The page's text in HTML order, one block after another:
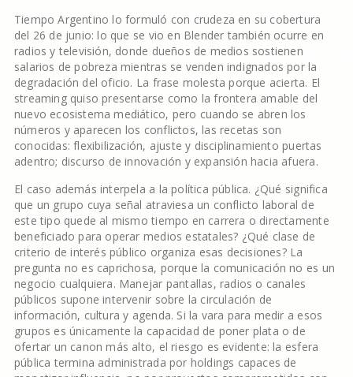
Tiempo Argentino lo formuló con crudeza en su cobertura
del 26 de junio: lo que se vio en Blender también ocurre en
radios y televisión, donde dueños de medios sostienen
salarios de pobreza mientras se venden indignados por la
degradación del oficio. La frase molesta porque acierta. El
streaming quiso presentarse como la frontera amable del
nuevo ecosistema mediático, pero cuando se abren los
números y aparecen los conflictos, las recetas son
conocidas: flexibilización, ajuste y disciplinamiento puertas
adentro; discurso de innovación y expansión hacia afuera.
El caso además interpela a la política pública. ¿Qué significa
que un grupo cuya señal atraviesa un conflicto laboral de
este tipo quede al mismo tiempo en carrera o directamente
beneficiado para operar medios estatales? ¿Qué clase de
criterio de interés público organiza esas decisiones? La
pregunta no es caprichosa, porque la comunicación no es un
negocio cualquiera. Manejar pantallas, radios o canales
públicos supone intervenir sobre la circulación de
información, cultura y agenda. Si la vara para medir a esos
grupos es únicamente la capacidad de poner plata o de
ofertar un canon más alto, el riesgo es evidente: la esfera
pública termina administrada por holdings capaces de